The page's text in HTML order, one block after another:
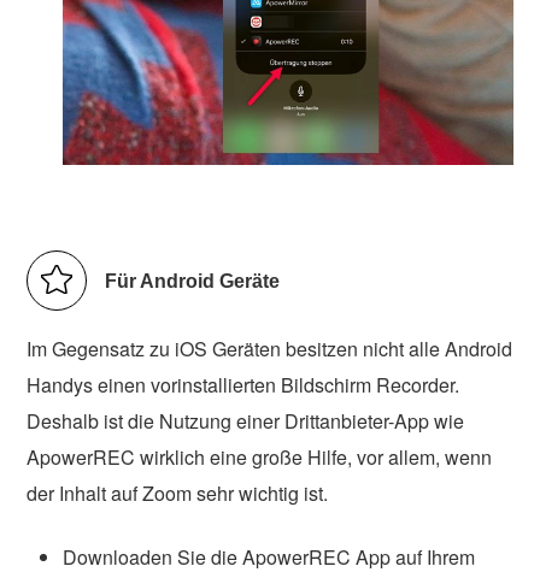
Für Android Geräte
Im Gegensatz zu iOS Geräten besitzen nicht alle Android
Handys einen vorinstallierten Bildschirm Recorder.
Deshalb ist die Nutzung einer Drittanbieter-App wie
ApowerREC wirklich eine große Hilfe, vor allem, wenn
der Inhalt auf Zoom sehr wichtig ist.
Downloaden Sie die ApowerREC App auf Ihrem